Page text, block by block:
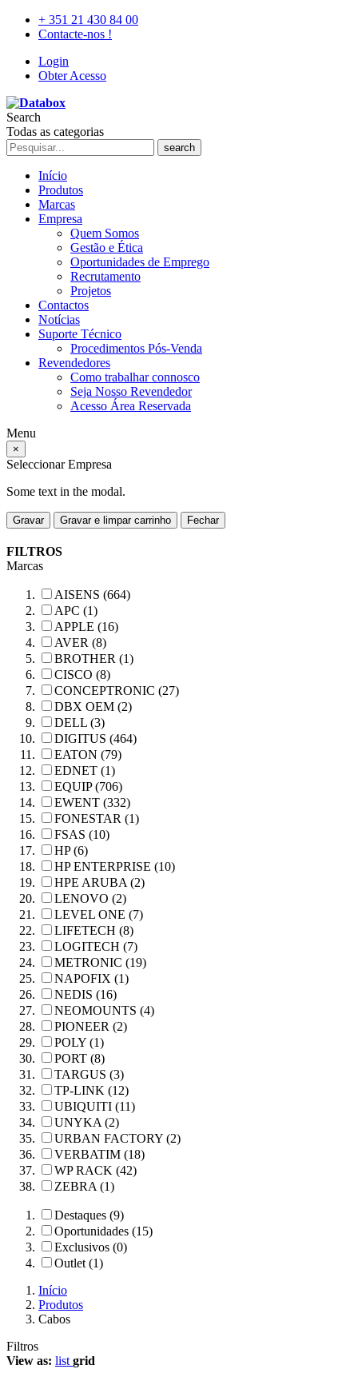
+ 351 21 430 84 00
Contacte-nos !
Login
Obter Acesso
Search
Todas as categorias
search
Início
Produtos
Marcas
Empresa
Quem Somos
Gestão e Ética
Oportunidades de Emprego
Recrutamento
Projetos
Contactos
Notícias
Suporte Técnico
Procedimentos Pós-Venda
Revendedores
Como trabalhar connosco
Seja Nosso Revendedor
Acesso Área Reservada
Menu
×
Seleccionar Empresa
Some text in the modal.
Gravar Gravar e limpar carrinho Fechar
FILTROS
Marcas
AISENS (664)
APC (1)
APPLE (16)
AVER (8)
BROTHER (1)
CISCO (8)
CONCEPTRONIC (27)
DBX OEM (2)
DELL (3)
DIGITUS (464)
EATON (79)
EDNET (1)
EQUIP (706)
EWENT (332)
FONESTAR (1)
FSAS (10)
HP (6)
HP ENTERPRISE (10)
HPE ARUBA (2)
LENOVO (2)
LEVEL ONE (7)
LIFETECH (8)
LOGITECH (7)
METRONIC (19)
NAPOFIX (1)
NEDIS (16)
NEOMOUNTS (4)
PIONEER (2)
POLY (1)
PORT (8)
TARGUS (3)
TP-LINK (12)
UBIQUITI (11)
UNYKA (2)
URBAN FACTORY (2)
VERBATIM (18)
WP RACK (42)
ZEBRA (1)
Destaques (9)
Oportunidades (15)
Exclusivos (0)
Outlet (1)
Início
Produtos
Cabos
Filtros
View as: list grid